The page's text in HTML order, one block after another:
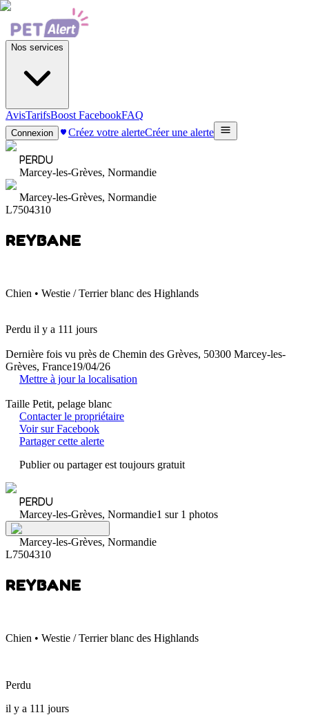
Nos services
AvisTarifsBoost FacebookFAQ
Connexion Créez votre alerteCréer une alerte
PERDU
Marcey-les-Grèves, Normandie
Marcey-les-Grèves, Normandie
L7504310
REYBANE
Chien • Westie / Terrier blanc des Highlands
Perdu il y a 111 jours
Dernière fois vu près de Chemin des Grèves, 50300 Marcey-les-
Grèves, France19/04/26
Mettre à jour la localisation
Taille Petit, pelage blanc
Contacter le propriétaire
Voir sur Facebook
Partager cette alerte
Publier ou partager est toujours gratuit
PERDU
Marcey-les-Grèves, Normandie1 sur 1 photos
Marcey-les-Grèves, Normandie
L7504310
REYBANE
Chien • Westie / Terrier blanc des Highlands
Perdu
il y a 111 jours